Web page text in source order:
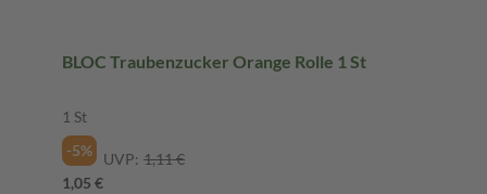
BLOC Traubenzucker Orange Rolle 1 St
1 St
-5%
UVP: 1,11 €
1,05 €